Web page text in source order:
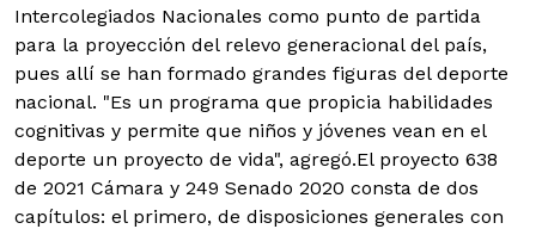
Intercolegiados Nacionales como punto de partida
para la proyección del relevo generacional del país,
pues allí se han formado grandes figuras del deporte
nacional. "Es un programa que propicia habilidades
cognitivas y permite que niños y jóvenes vean en el
deporte un proyecto de vida", agregó.El proyecto 638
de 2021 Cámara y 249 Senado 2020 consta de dos
capítulos: el primero, de disposiciones generales con